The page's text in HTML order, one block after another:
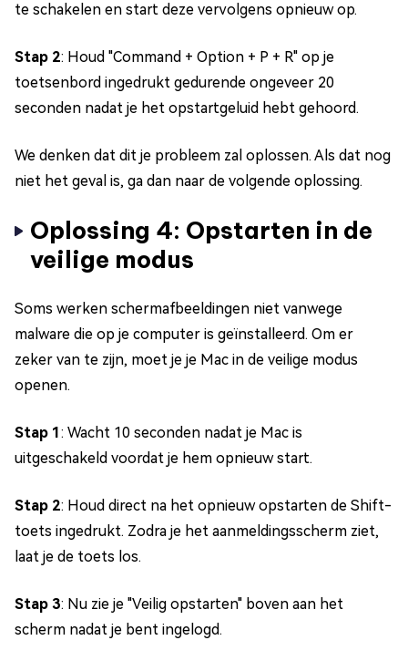
te schakelen en start deze vervolgens opnieuw op.
Stap 2: Houd "Command + Option + P + R" op je
toetsenbord ingedrukt gedurende ongeveer 20
seconden nadat je het opstartgeluid hebt gehoord.
We denken dat dit je probleem zal oplossen. Als dat nog
niet het geval is, ga dan naar de volgende oplossing.
Oplossing 4: Opstarten in de
veilige modus
Soms werken schermafbeeldingen niet vanwege
malware die op je computer is geïnstalleerd. Om er
zeker van te zijn, moet je je Mac in de veilige modus
openen.
Stap 1: Wacht 10 seconden nadat je Mac is
uitgeschakeld voordat je hem opnieuw start.
Stap 2: Houd direct na het opnieuw opstarten de Shift-
toets ingedrukt. Zodra je het aanmeldingsscherm ziet,
laat je de toets los.
Stap 3: Nu zie je "Veilig opstarten" boven aan het
scherm nadat je bent ingelogd.